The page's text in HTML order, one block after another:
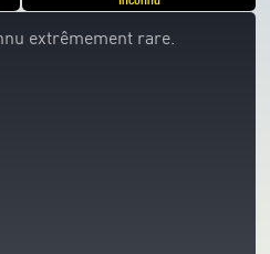
extrêmement rare.